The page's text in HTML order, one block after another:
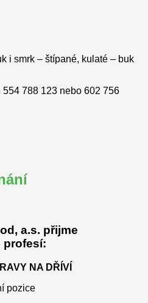
i smrk – štípané, kulaté – buk
788 123 nebo 602 756
a.s. přijme
profesí:
NA DŘÍVÍ
pozice